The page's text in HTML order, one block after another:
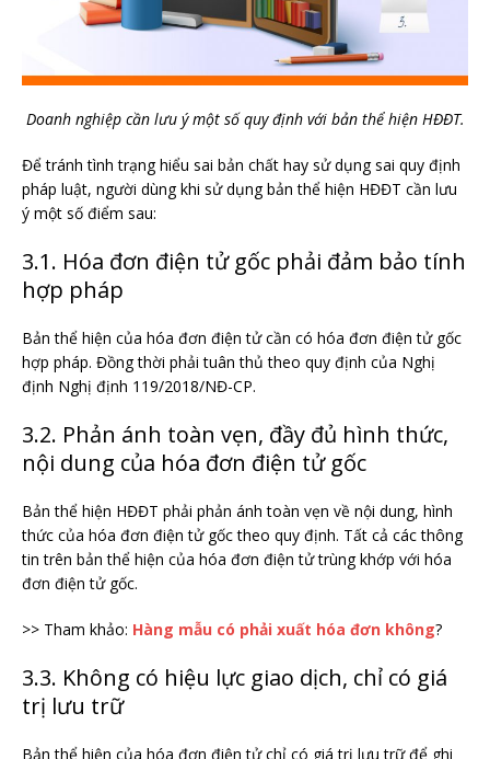
Doanh nghiệp cần lưu ý một số quy định với bản thể hiện HĐĐT.
Để tránh tình trạng hiểu sai bản chất hay sử dụng sai quy định
pháp luật, người dùng khi sử dụng bản thể hiện HĐĐT cần lưu
ý một số điểm sau:
3.1. Hóa đơn điện tử gốc phải đảm bảo tính
hợp pháp
Bản thể hiện của hóa đơn điện tử cần có hóa đơn điện tử gốc
hợp pháp. Đồng thời phải tuân thủ theo quy định của Nghị
định Nghị định 119/2018/NĐ-CP.
3.2. Phản ánh toàn vẹn, đầy đủ hình thức,
nội dung của hóa đơn điện tử gốc
Bản thể hiện HĐĐT phải phản ánh toàn vẹn về nội dung, hình
thức của hóa đơn điện tử gốc theo quy định. Tất cả các thông
tin trên bản thể hiện của hóa đơn điện tử trùng khớp với hóa
đơn điện tử gốc.
>> Tham khảo: Hàng mẫu có phải xuất hóa đơn không?
3.3. Không có hiệu lực giao dịch, chỉ có giá
trị lưu trữ
Bản thể hiện của hóa đơn điện tử chỉ có giá trị lưu trữ để ghi